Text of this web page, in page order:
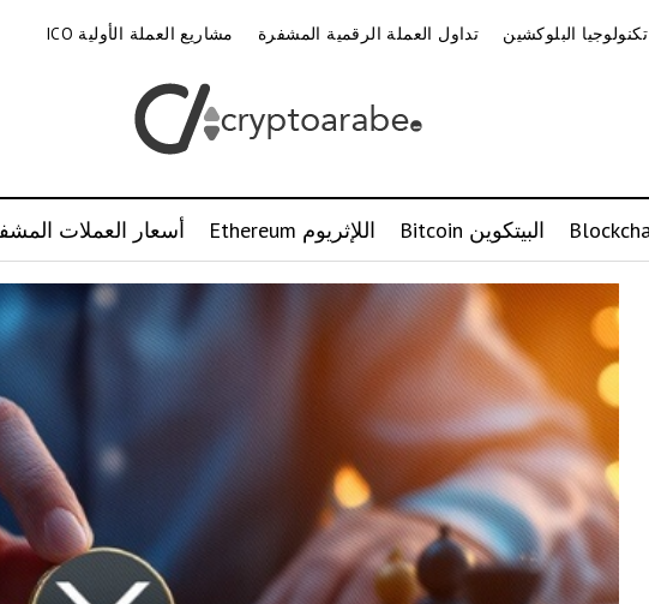
تكنولوجيا البلوكشين تداول العملة الرقمية المشفرة مشاريع العملة الأولية ICO
البيتكوين Bitcoin اللإثريوم Ethereum أسعار العملات